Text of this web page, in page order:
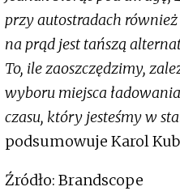
przy autostradach
na prąd jest tańszą
To, ile zaoszczędzimy,
wyboru miejsca
czasu, który jesteśmy w
podsumowuje Karol
Źródło: Brandscope